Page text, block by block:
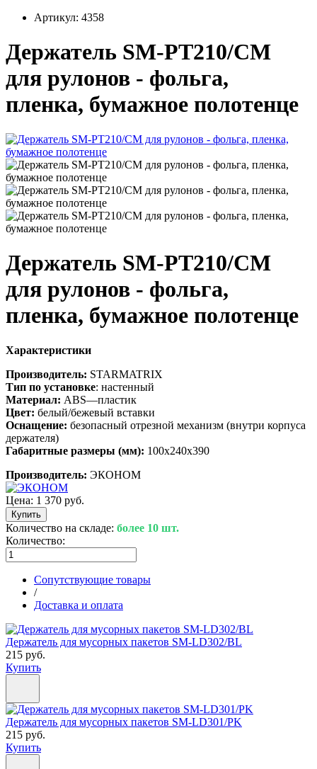
Артикул: 4358
Держатель SM-PT210/CM
для рулонов - фольга,
пленка, бумажное полотенце
Держатель SM-PT210/CM
для рулонов - фольга,
пленка, бумажное полотенце
Характеристики
Производитель: STARMATRIX
Тип по установке: настенный
Материал: ABS—пластик
Цвет: белый/бежевый вставки
Оснащение: безопасный отрезной механизм (внутри корпуса
держателя)
Габаритные размеры (мм): 100х240х390
Производитель: ЭКОНОМ
Цена: 1 370 руб.
Количество на складе: более 10 шт.
Количество:
Сопутствующие товары
/
Доставка и оплата
Держатель для мусорных пакетов SM-LD302/BL
215 руб.
Купить
Держатель для мусорных пакетов SM-LD301/PK
215 руб.
Купить